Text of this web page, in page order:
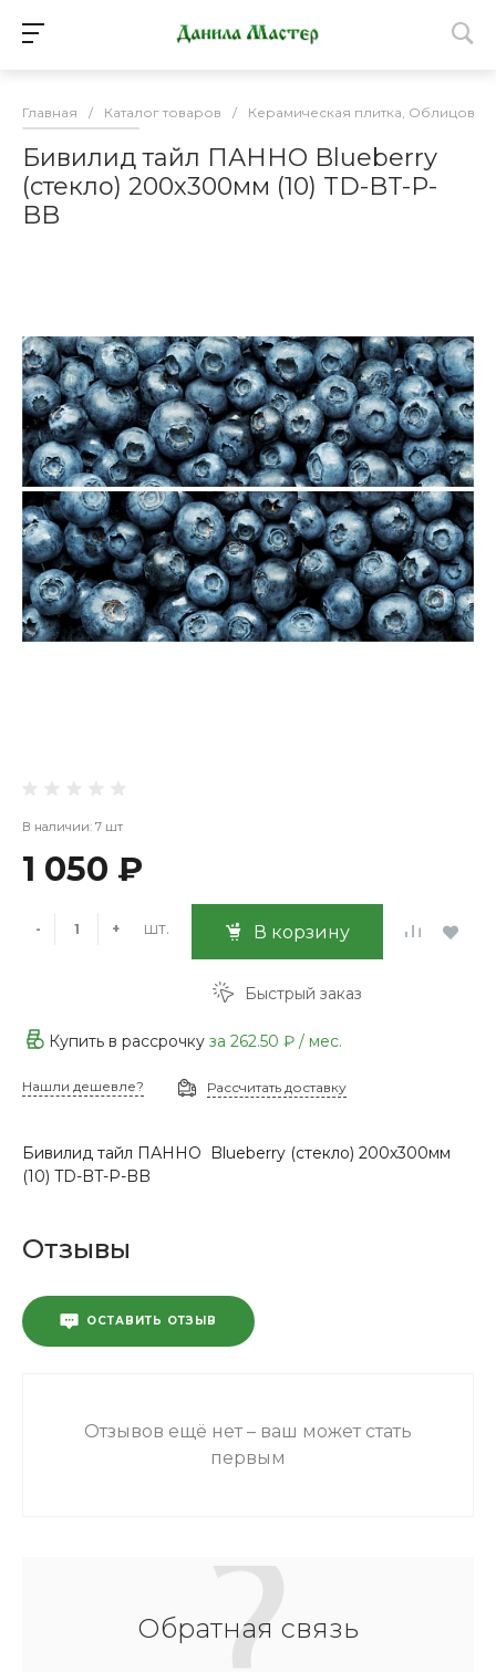
Главная / Каталог товаров / Керамическая плитка,
Бивилид тайл ПАННО Blueberry
(стекло) 200х300мм (10) TD-BT-P-
BB
В наличии: 7 шт
1 050 ₽
- + шт. В корзину
Быстрый заказ
Купить в рассрочку за 262.50 ₽ / мес.
Нашли дешевле? Рассчитать доставку
Бивилид тайл ПАННО Blueberry (стекло) 200х300мм
(10) TD-BT-P-BB
Отзывы
ОСТАВИТЬ ОТЗЫВ
Отзывов ещё нет – ваш может стать
первым
Обратная связь